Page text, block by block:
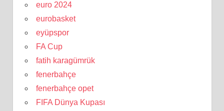
euro 2024
eurobasket
eyüpspor
FA Cup
fatih karagümrük
fenerbahçe
fenerbahçe opet
FIFA Dünya Kupası